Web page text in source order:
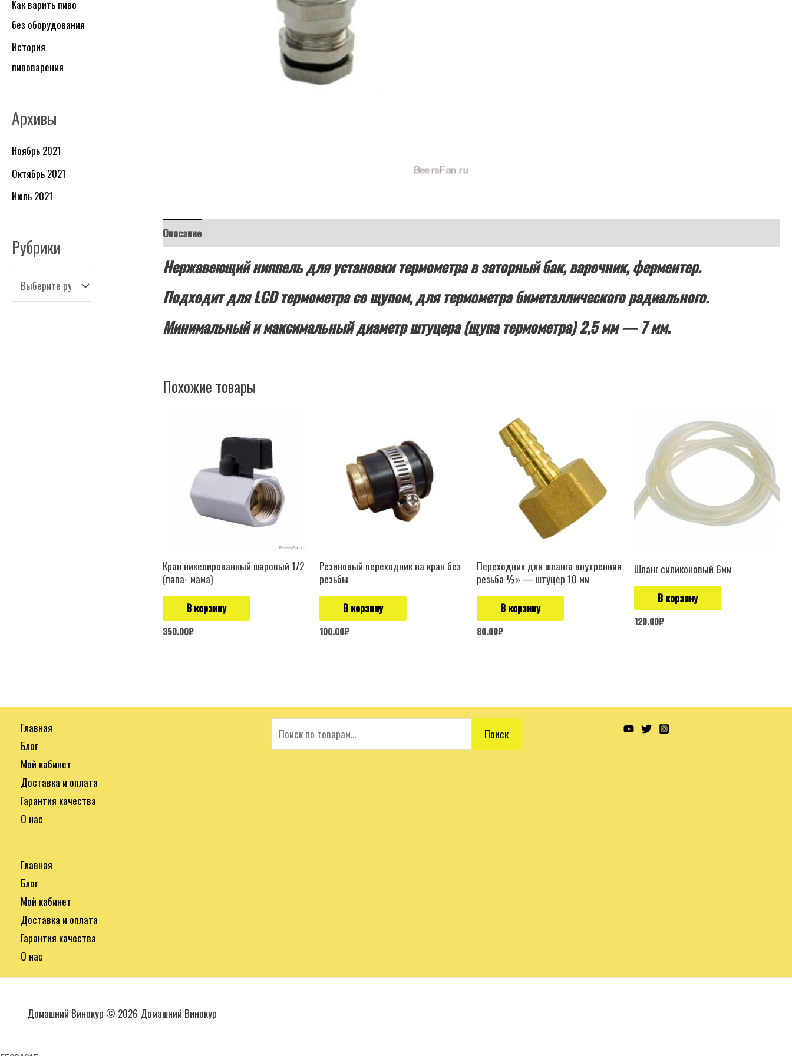
Как варить пиво
без оборудования
История
пивоварения
Архивы
Ноябрь 2021
Октябрь 2021
Июль 2021
Рубрики
Описание
Нержавеющий ниппель для установки термометра в заторный бак, варочник, ферментер.
Подходит для LCD термометра со щупом, для термометра биметаллического радиального.
Минимальный и максимальный диаметр штуцера (щупа термометра) 2,5 мм — 7 мм.
Похожие товары
Кран никелированный шаровый 1/2
(папа- мама)
В корзину
350.00₽
Резиновый переходник на кран без
резьбы
В корзину
100.00₽
Переходник для шланга внутренняя
резьба ½» — штуцер 10 мм
В корзину
80.00₽
Шланг силиконовый 6мм
В корзину
120.00₽
Главная
Блог
Мой кабинет
Доставка и оплата
Гарантия качества
О нас
Главная
Блог
Мой кабинет
Доставка и оплата
Гарантия качества
О нас
Поиск
Домашний Винокур © 2026 Домашний Винокур